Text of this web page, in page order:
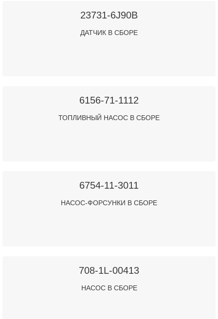
23731-6J90B
ДАТЧИК В СБОРЕ
6156-71-1112
ТОПЛИВНЫЙ НАСОС В СБОРЕ
6754-11-3011
НАСОС-ФОРСУНКИ В СБОРЕ
708-1L-00413
НАСОС В СБОРЕ